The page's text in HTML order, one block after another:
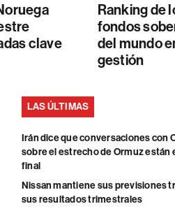
clave
Ranking de
fondos
del mundo
gestión
LAS ÚLTIMAS
Irán dice que conversaciones con
sobre el estrecho de Ormuz están
final
Nissan mantiene sus previsiones
sus resultados trimestrales